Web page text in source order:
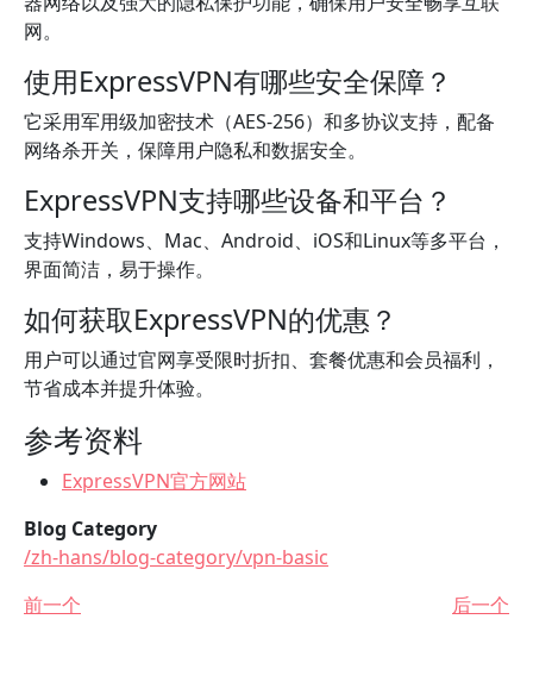
网。
使用ExpressVPN有哪些安全保障？
它采用军用级加密技术（AES-256）和多协议支持，配备
网络杀开关，保障用户隐私和数据安全。
ExpressVPN支持哪些设备和平台？
支持Windows、Mac、Android、iOS和Linux等多平台，
界面简洁，易于操作。
如何获取ExpressVPN的优惠？
用户可以通过官网享受限时折扣、套餐优惠和会员福利，
节省成本并提升体验。
参考资料
ExpressVPN官方网站
Blog Category
/zh-hans/blog-category/vpn-basic
前一个
后一个